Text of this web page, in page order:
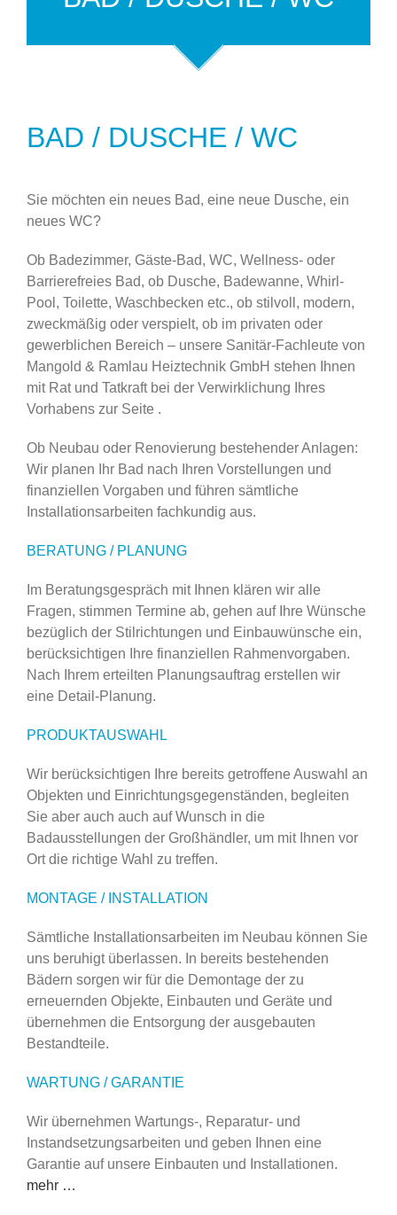
BAD / DUSCHE / WC
Sie möchten ein neues Bad, eine neue Dusche, ein
neues WC?
Ob Badezimmer, Gäste-Bad, WC, Wellness- oder
Barrierefreies Bad, ob Dusche, Badewanne, Whirl-
Pool, Toilette, Waschbecken etc., ob stilvoll, modern,
zweckmäßig oder verspielt, ob im privaten oder
gewerblichen Bereich – unsere Sanitär-Fachleute von
Mangold & Ramlau Heiztechnik GmbH stehen Ihnen
mit Rat und Tatkraft bei der Verwirklichung Ihres
Vorhabens zur Seite .
Ob Neubau oder Renovierung bestehender Anlagen:
Wir planen Ihr Bad nach Ihren Vorstellungen und
finanziellen Vorgaben und führen sämtliche
Installationsarbeiten fachkundig aus.
BERATUNG / PLANUNG
Im Beratungsgespräch mit Ihnen klären wir alle
Fragen, stimmen Termine ab, gehen auf Ihre Wünsche
bezüglich der Stilrichtungen und Einbauwünsche ein,
berücksichtigen Ihre finanziellen Rahmenvorgaben.
Nach Ihrem erteilten Planungsauftrag erstellen wir
eine Detail-Planung.
PRODUKTAUSWAHL
Wir berücksichtigen Ihre bereits getroffene Auswahl an
Objekten und Einrichtungsgegenständen, begleiten
Sie aber auch auch auf Wunsch in die
Badausstellungen der Großhändler, um mit Ihnen vor
Ort die richtige Wahl zu treffen.
MONTAGE / INSTALLATION
Sämtliche Installationsarbeiten im Neubau können Sie
uns beruhigt überlassen. In bereits bestehenden
Bädern sorgen wir für die Demontage der zu
erneuernden Objekte, Einbauten und Geräte und
übernehmen die Entsorgung der ausgebauten
Bestandteile.
WARTUNG / GARANTIE
Wir übernehmen Wartungs-, Reparatur- und
Instandsetzungsarbeiten und geben Ihnen eine
Garantie auf unsere Einbauten und Installationen.
mehr …